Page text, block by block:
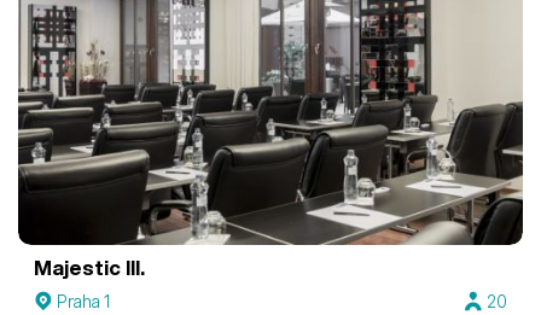
Majestic III.
Praha 1 20